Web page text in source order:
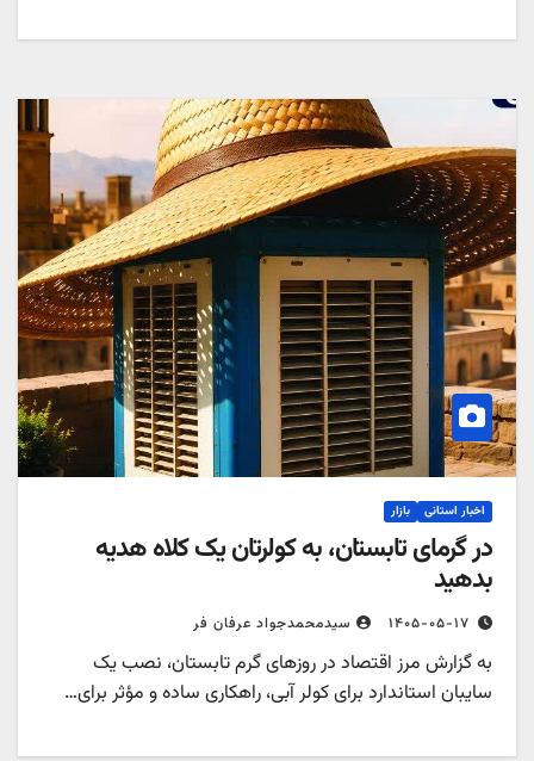
اخبار استانی بازار
در گرمای تابستان، به کولرتان یک کلاه هدیه
بدهید
۱۴۰۵-۰۵-۱۷ سیدمحمدجواد عرفان فر
به گزارش مرز اقتصاد در روزهای گرم تابستان، نصب یک
سایبان استاندارد برای کولر آبی، راهکاری ساده و مؤثر برای…